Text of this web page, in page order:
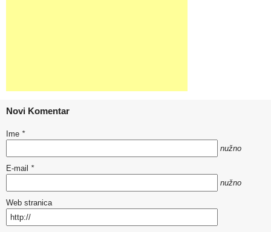
Novi Komentar
Ime *
nužno
E-mail *
nužno
Web stranica